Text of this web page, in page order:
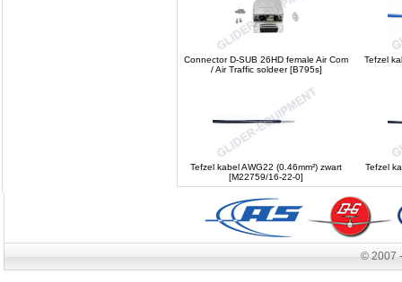
Connector D-SUB 26HD female Air Com
/ Air Traffic soldeer [B795s]
Tefzel
Tefzel kabel AWG22 (0.46mm²) zwart
[M22759/16-22-0]
Tefzel
© 2007